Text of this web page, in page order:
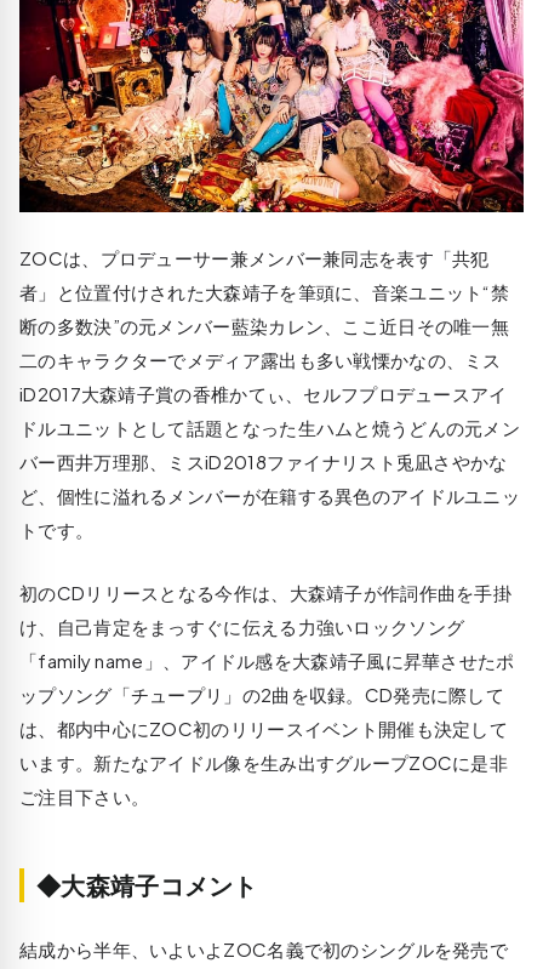
ZOCは、プロデューサー兼メンバー兼同志を表す「共犯
者」と位置付けされた大森靖子を筆頭に、音楽ユニット“禁
断の多数決”の元メンバー藍染カレン、ここ近日その唯一無
二のキャラクターでメディア露出も多い戦慄かなの、ミス
iD2017大森靖子賞の香椎かてぃ、セルフプロデュースアイ
ドルユニットとして話題となった生ハムと焼うどんの元メン
バー西井万理那、ミスiD2018ファイナリスト兎凪さやかな
ど、個性に溢れるメンバーが在籍する異色のアイドルユニッ
トです。
初のCDリリースとなる今作は、大森靖子が作詞作曲を手掛
け、自己肯定をまっすぐに伝える力強いロックソング
「family name」、アイドル感を大森靖子風に昇華させたポ
ップソング「チュープリ」の2曲を収録。CD発売に際して
は、都内中心にZOC初のリリースイベント開催も決定して
います。新たなアイドル像を生み出すグループZOCに是非
ご注目下さい。
◆大森靖子コメント
結成から半年、いよいよZOC名義で初のシングルを発売で